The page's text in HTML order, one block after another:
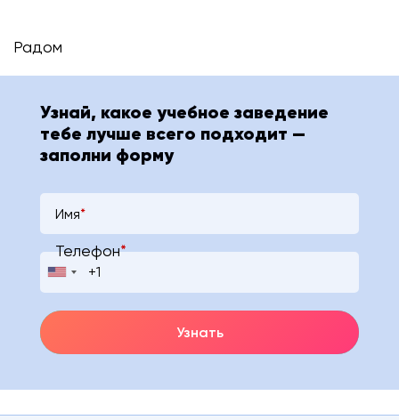
Радом
Узнай, какое учебное заведение
тебе лучше всего подходит —
заполни форму
Имя*
Телефон*
Узнать